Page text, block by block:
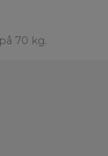
70 kg.